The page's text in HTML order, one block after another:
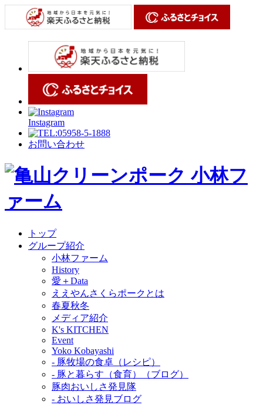
Instagram
お問い合わせ
トップ
グループ紹介
小林ファーム
History
愛＋Data
ええやんさくらポークとは
春夏秋冬
メディア紹介
K's KITCHEN
Event
Yoko Kobayashi
- 豚牧場の食卓（レシピ）
- 豚と暮らす（食育）（ブログ）
豚肉おいしさ発見隊
- おいしさ発見ブログ